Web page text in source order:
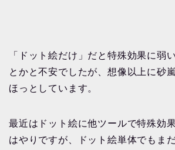
「ドット絵だけ」だと特殊効果に弱
とかと不安でしたが、想像以上に砂
ほっとしています。
最近はドット絵に他ツールで特殊効
はやりですが、ドット絵単体でもま